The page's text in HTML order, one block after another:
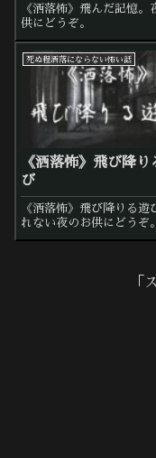
《洒落怖》飛んだ記憶。
供にどうぞ。
死ぬ程洒落にならない怖い話
《洒落怖》飛び降り
び
《洒落怖》飛び降りる遊
れない夜のお供にどうぞ。
「